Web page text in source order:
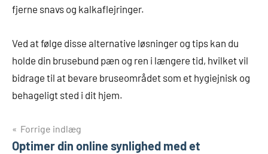
fjerne snavs og kalkaflejringer.
Ved at følge disse alternative løsninger og tips kan du
holde din brusebund pæn og ren i længere tid, hvilket vil
bidrage til at bevare bruseområdet som et hygiejnisk og
behageligt sted i dit hjem.
Indlægsnavigation
Forrige indlæg
Optimer din online synlighed med et